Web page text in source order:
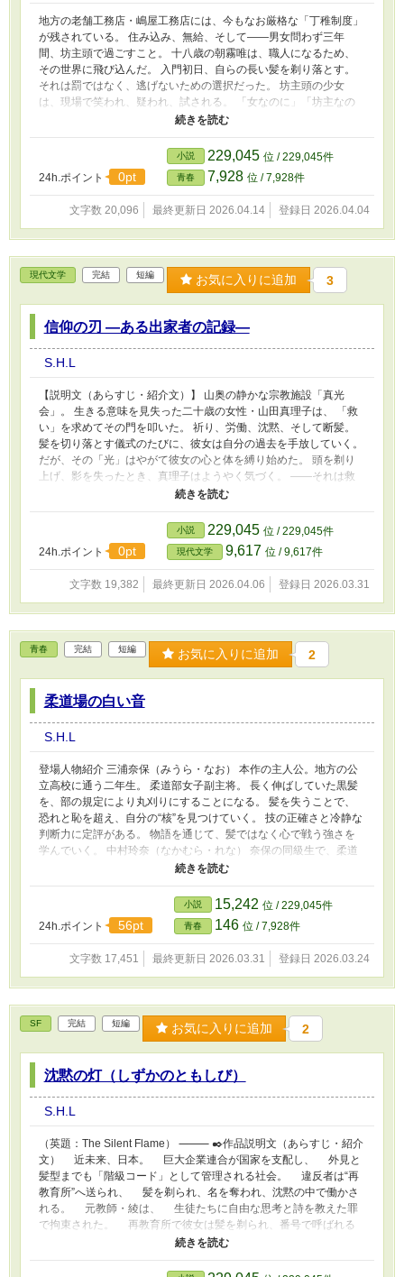
地方の老舗工務店・嶋屋工務店には、今もなお厳格な「丁稚制度」
が残されている。 住み込み、無給、そして――男女問わず三年
間、坊主頭で過ごすこと。 十八歳の朝霧唯は、職人になるため、
その世界に飛び込んだ。 入門初日、自らの長い髪を剃り落とす。
それは罰ではなく、逃げないための選択だった。 坊主頭の少女
は、現場で笑われ、疑われ、試される。 「女なのに」「坊主なの
に」――無邪気な言葉から、露骨な偏見まで。 だが唯は、剃り落
とした髪の下で、技を覚え、判断を学び、人を預かる責任を引き受
けていく。 墨を引き、木を刻み、失敗し、やり直す。 千本の線を
引くように、覚悟を積み重ねる日々。 やがて彼女は知る。 坊主は
縛りではなく、入口に過ぎないということを。 剃ることで得た強
さと、剃らなくても立てる未来があるということを。 これは、ひ
とりの女性職人が 「削ることで見つけた自分」と 「選び直すこと
で継いでいく道」を描いた、 再生と継承の職人青春譚である。
24h.ポイント 0pt
小説 229,045 位 / 229,045件
青春 7,928 位 / 7,928件
文字数 20,096 最終更新日 2026.04.14 登録日 2026.04.04
現代文学 完結 短編 お気に入りに追加 3
信仰の刃 ―ある出家者の記録―
S.H.L
【説明文（あらすじ・紹介文）】 山奥の静かな宗教施設「真光
会」。 生きる意味を見失った二十歳の女性・山田真理子は、 「救
い」を求めてその門を叩いた。 祈り、労働、沈黙、そして断髪。
髪を切り落とす儀式のたびに、彼女は自分の過去を手放していく。
だが、その「光」はやがて彼女の心と体を縛り始めた。 頭を剃り
上げ、影を失ったとき、真理子はようやく気づく。 ――それは救
いではなく、支配だったのだと。 凍てつく山からの脱出。 髪のな
い頭に当たる風、初めて嗅ぐパンの匂い。 すべてが、もう一度
「生きる」ための感覚を取り戻させてくれた。 そして、伸び始め
た髪が彼女に教える。 「光」は与えられるものではなく、自らの
中に灯すものだと。
24h.ポイント 0pt
小説 229,045 位 / 229,045件
現代文学 9,617 位 / 9,617件
文字数 19,382 最終更新日 2026.04.06 登録日 2026.03.31
青春 完結 短編 お気に入りに追加 2
柔道場の白い音
S.H.L
登場人物紹介 三浦奈保（みうら・なお） 本作の主人公。地方の公
立高校に通う二年生。 柔道部女子副主将。 長く伸ばしていた黒髪
を、部の規定により丸刈りにすることになる。 髪を失うことで、
恐れと恥を超え、自分の“核”を見つけていく。 技の正確さと冷静な
判断力に定評がある。 物語を通じて、髪ではなく心で戦う強さを
学んでいく。 中村玲奈（なかむら・れな） 奈保の同級生で、柔道
部員。 明るく、感情を表に出すタイプ。 奈保に影響され、自らも
丸刈りを選ぶ。 彼女の“笑顔で受け入れる強さ”は、奈保の心を支え
た。 西原真理（にしはら・まり） 三年生で柔道部主将。 部をまと
めるために丸山顧問と衝突しながらも、 生徒たちを守る方向へ導
いていく。 卒業時には“髪ではなく意志で揃える”という理念を残
す。 丸山正則（まるやま・まさのり） 柔道部顧問。 古い精神論を
重んじるタイプだが、 後に生徒たちの変化を見て自らの価値観を
見直す。 結果として“形から心へ”という転換を促す存在になる。 加
主。 淡々とした仕事人だが、 奈保たちの心の変化を誰よりも静か
に見守る。 彼の手に握られたバリカンの音は、 奈保にとって“恐れ
の始まり”であり、“再生の始まり”でもあった。
24h.ポイント 56pt
小説 15,242 位 / 229,045件
青春 146 位 / 7,928件
文字数 17,451 最終更新日 2026.03.31 登録日 2026.03.24
SF 完結 短編 お気に入りに追加 2
沈黙の灯（しずかのともしび）
S.H.L
（英題：The Silent Flame） ⸻ ✒️作品説明文（あらすじ・紹介
文） 近未来、日本。 巨大企業連合が国家を支配し、 外見と
髪型までも「階級コード」として管理される社会。 違反者は“再
教育所”へ送られ、 髪を剃られ、名を奪われ、沈黙の中で働かさ
れる。 元教師・綾は、 生徒たちに自由な思考と詩を教えた罪
で拘束された。 再教育所で彼女は髪を剃られ、番号で呼ばれる
存在となる。 だが、言葉を封じられても、 人の心から「伝え
る力」は消えない。 無音の工場で、綾は研磨の音にリズムを見
出し、 仲間とわずかな指の動きで“灯”という言葉を刻みはじめ